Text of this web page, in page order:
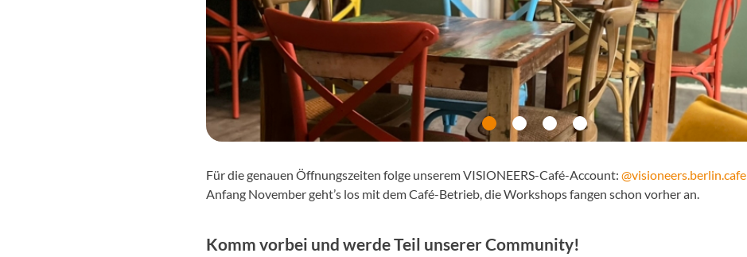
Für die genauen Öffnungszeiten folge unserem VISIONEERS-Café-Account: @visioneers.berlin.cafe
Anfang November geht’s los mit dem Café-Betrieb, die Workshops fangen schon vorher an.
Komm vorbei und werde Teil unserer Community!